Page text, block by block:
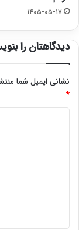
۱۴۰۵-۰۵-۱۷
دیدگاهتان را
نشانی ایمیل شما
*